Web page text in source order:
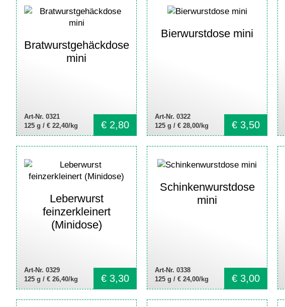
Bratwurstgehäckdose
mini
Art-Nr. 0321
125 g / € 22,40/kg € 2,80
Bierwurstdose mini
Art-Nr. 0322
125 g / € 28,00/kg € 3,50
Leberwurst
feinzerkleinert
(Minidose)
Art-Nr. 0329
125 g / € 26,40/kg € 3,30
Schinkenwurstdose
mini
Art-Nr. 0338
125 g / € 24,00/kg € 3,00